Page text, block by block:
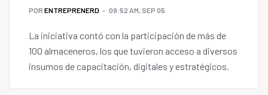
POR ENTREPRENERD 09:52 AM, SEP 05
La iniciativa contó con la participación de más de
100 almaceneros, los que tuvieron acceso a diversos
insumos de capacitación, digitales y estratégicos.